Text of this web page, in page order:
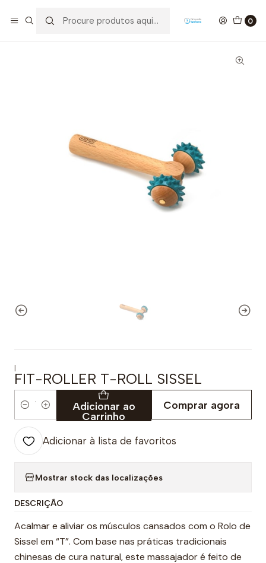
0
|
FIT-ROLLER T-ROLL SISSEL
Quantidade
Adicionar ao
Carrinho
Comprar agora
Adicionar à lista de favoritos
Mostrar stock das localizações
DESCRIÇÃO
Acalmar e aliviar os músculos cansados com o Rolo de
Sissel em “T”. Com base nas práticas tradicionais
chinesas de cura natural, este massajador é feito de